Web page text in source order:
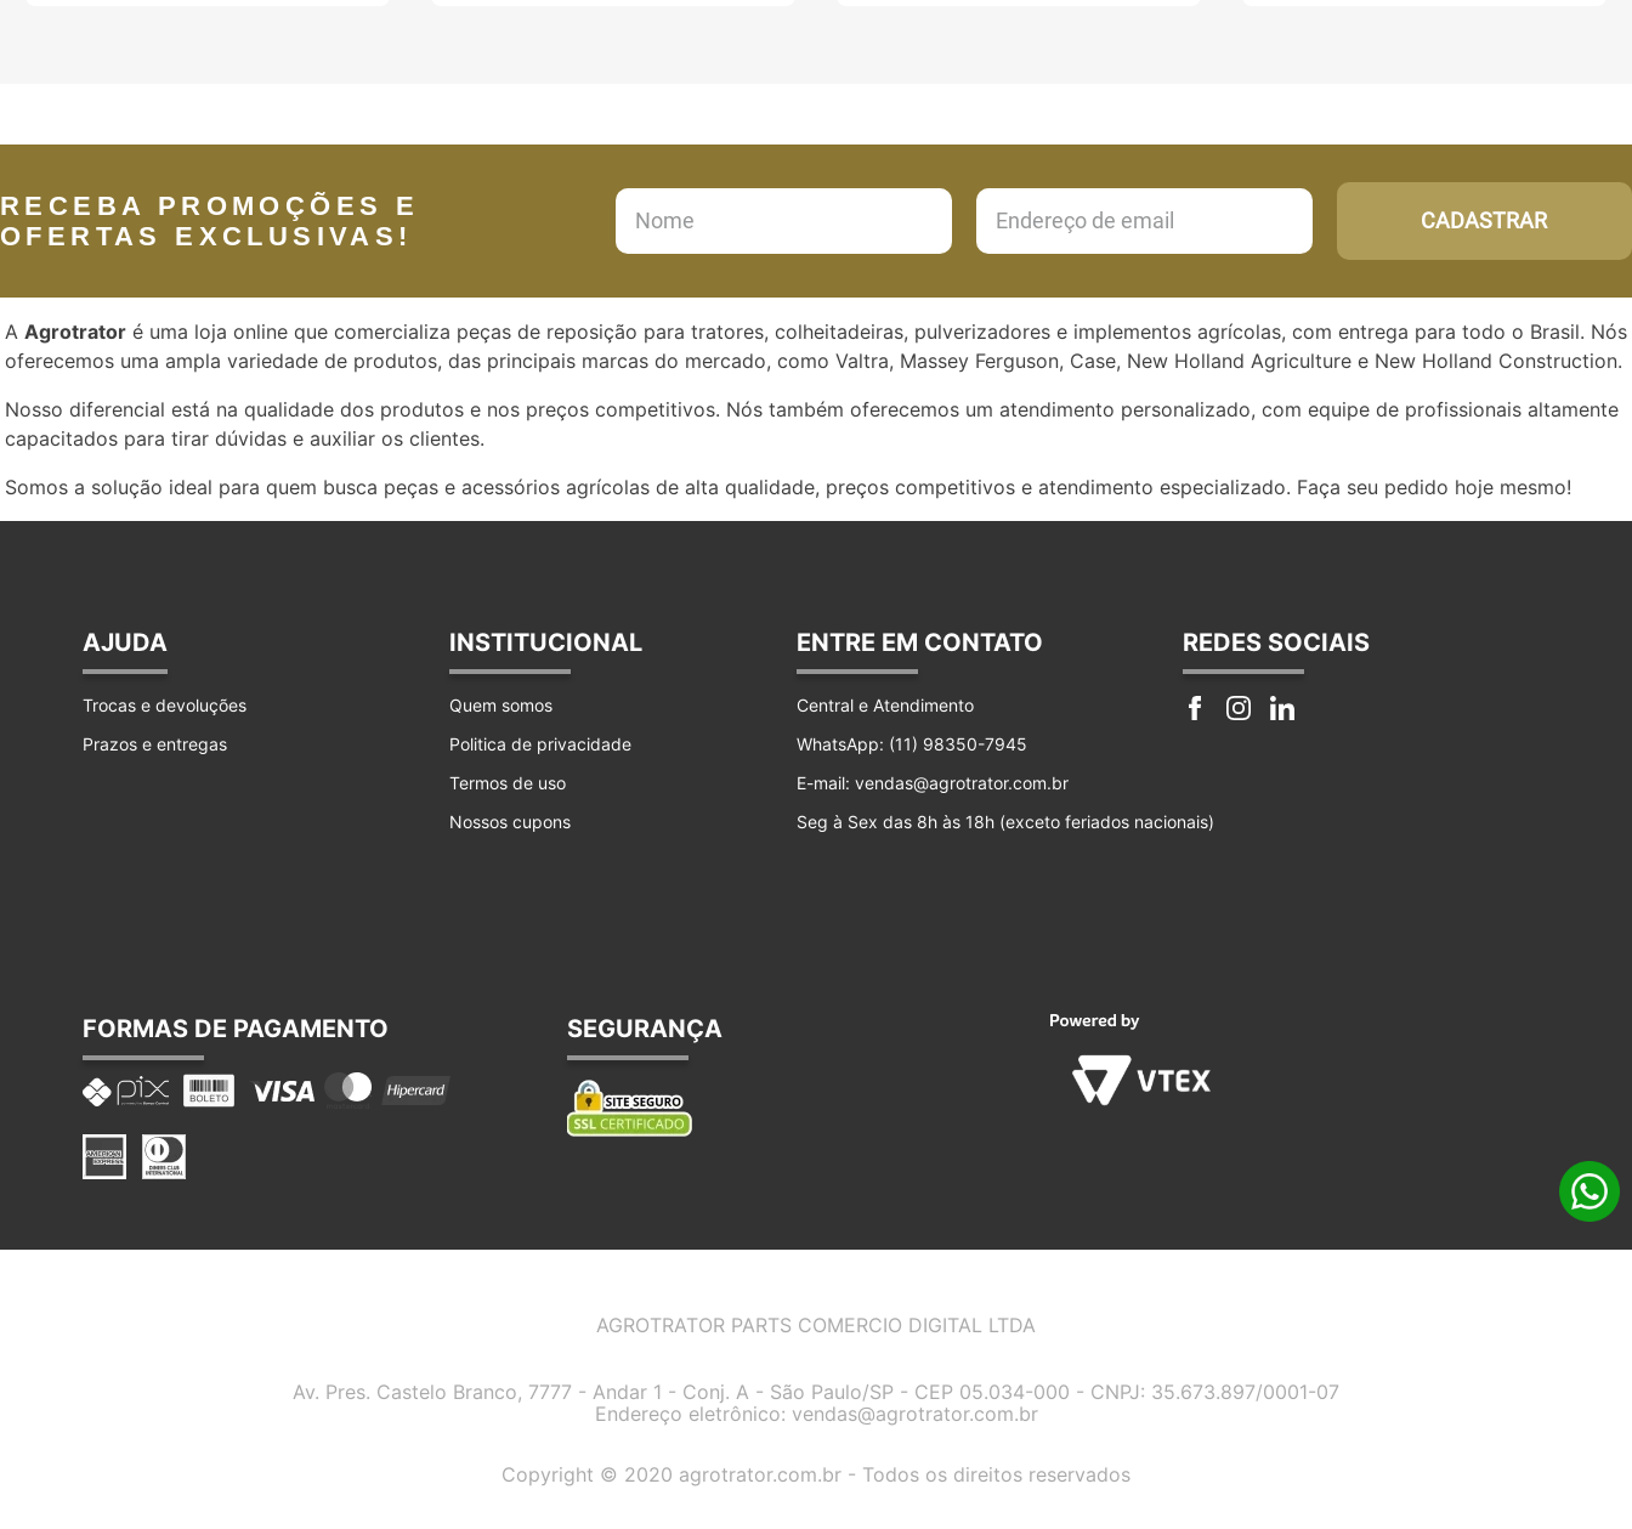
RECEBA PROMOÇÕES E
OFERTAS EXCLUSIVAS!
CADASTRAR
A Agrotrator é uma loja online que comercializa peças de reposição para tratores, colheitadeiras, pulverizadores e implementos agrícolas, com entrega para todo o Brasil. Nós
oferecemos uma ampla variedade de produtos, das principais marcas do mercado, como Valtra, Massey Ferguson, Case, New Holland Agriculture e New Holland Construction.
Nosso diferencial está na qualidade dos produtos e nos preços competitivos. Nós também oferecemos um atendimento personalizado, com equipe de profissionais altamente
capacitados para tirar dúvidas e auxiliar os clientes.
Somos a solução ideal para quem busca peças e acessórios agrícolas de alta qualidade, preços competitivos e atendimento especializado. Faça seu pedido hoje mesmo!
AJUDA
Trocas e devoluções
Prazos e entregas
INSTITUCIONAL
Quem somos
Politica de privacidade
Termos de uso
Nossos cupons
ENTRE EM CONTATO
Central e Atendimento
WhatsApp: (11) 98350-7945
E-mail: vendas@agrotrator.com.br
Seg à Sex das 8h às 18h (exceto feriados nacionais)
REDES SOCIAIS
FORMAS DE PAGAMENTO SEGURANÇA
AGROTRATOR PARTS COMERCIO DIGITAL LTDA
Av. Pres. Castelo Branco, 7777 - Andar 1 - Conj. A - São Paulo/SP - CEP 05.034-000 - CNPJ: 35.673.897/0001-07
Endereço eletrônico: vendas@agrotrator.com.br
Copyright © 2020 agrotrator.com.br - Todos os direitos reservados